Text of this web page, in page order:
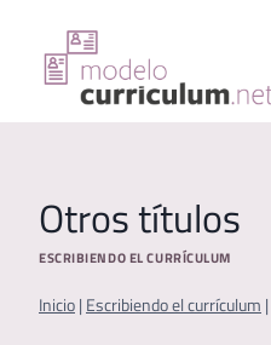
contenido
Otros títulos
ESCRIBIENDO EL CURRÍCULUM
Inicio | Escribiendo el currículum |